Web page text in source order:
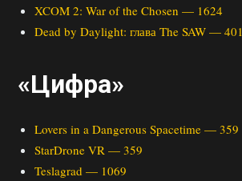
XCOM 2: War of the Chosen — 1624
Dead by Daylight: глава The SAW — 401
«Цифра»
Lovers in a Dangerous Spacetime — 359
StarDrone VR — 359
Teslagrad — 1069